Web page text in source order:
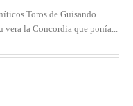
vera la Concordia que ponía...